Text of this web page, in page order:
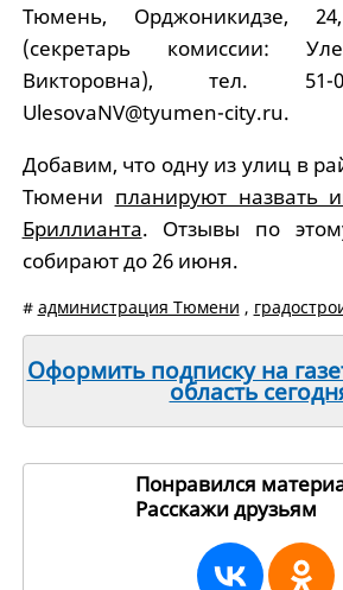
Тюмень, Орджоникидзе,
(секретарь комиссии:
Викторовна), тел. 51-
UlesovaNV@tyumen-city.ru.
Добавим, что одну из улиц в
Тюмени планируют назвать
Бриллианта. Отзывы по
собирают до 26 июня.
# администрация Тюмени ,
Оформить подписку на
область
Понравился
Расскажи друзьям